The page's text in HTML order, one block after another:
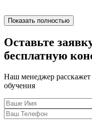
Показать полностью
Оставьте
бесплатную
Наш менеджер расскажет
обучения